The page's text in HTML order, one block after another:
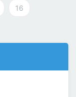
16